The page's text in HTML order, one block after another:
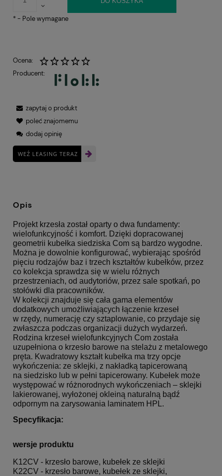
*- Pole wymagane
Ocena:
Producent:
zapytaj o produkt
poleć znajomemu
dodaj opinię
WEŹ LEASING TERAZ
Opis
Projekt krzesła został oparty o dwa fundamenty:
wielofunkcyjność i komfort. Dzięki dopracowanej
geometrii kubełka siedziska Com są bardzo wygodne.
Można je dowolnie konfigurować, wybierając spośród
pięciu rodzajów baz i trzech kształtów kubełków, przez
co kolekcja sprawdza się w wielu różnych
przestrzeniach, od audytoriów, przez sale spotkań, po
stołówki dla pracowników.
W kolekcji znajduje się cała gama elementów
dodatkowych umożliwiających łączenie krzeseł
w rzędy, numerację czy sztaplowanie, co przydaje się
zwłaszcza podczas organizacji dużych wydarzeń.
Rodzina krzeseł wielofunkcyjnych Com została
uzupełniona o krzesło barowe na stelażu z metalowego
pręta. Kwadratowy kształt kubełka ma trzy opcje
wykończenia: ze sklejki, z nakładką tapicerowaną
na siedzisko lub w pełni tapicerowany. Kubełek może
występować w różnorodnych wykończeniach – sklejki
lakierowanej, wyłożonej okleiną naturalną bądź
odpornym na zarysowania laminatem HPL.
Specyfikacja:
wersje produktu
K12CV - krzesło barowe, kubełek ze sklejki
K22CV - krzesło barowe, kubełek ze sklejki,